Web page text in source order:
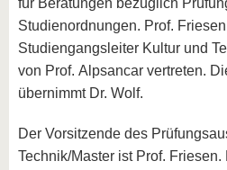
für Beratungen bezüglich
Studienordnungen. Prof.
Studiengangsleiter Kultur und
von Prof. Alpsancar vertreten.
übernimmt Dr. Wolf.
Der Vorsitzende des
Technik/Master ist Prof.